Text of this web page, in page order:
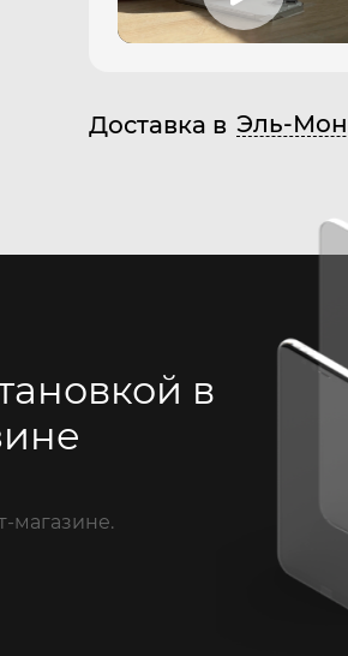
Доставка в Эль-
в
магазине.